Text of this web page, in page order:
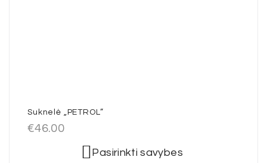
Suknelė „PETROL”
€46.00
Pasirinkti savybes